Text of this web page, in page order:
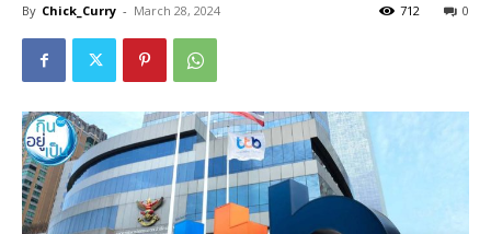
By Chick_Curry - March 28, 2024 0
712